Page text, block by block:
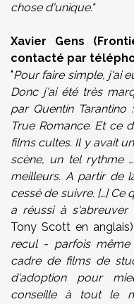
chose d'unique."
Xavier Gens
contacté par
"Pour faire simple, j'ai
Donc j'ai été très
par Quentin Tarantino
True Romance. Et ce
films cultes. Il y avait
scène, un tel rythme
meilleurs. A partir de
cessé de suivre. […] Ce
a réussi à
Tony Scott en anglais)
recul - parfois
cadre de films de
d'adoption pour
conseille à tout le